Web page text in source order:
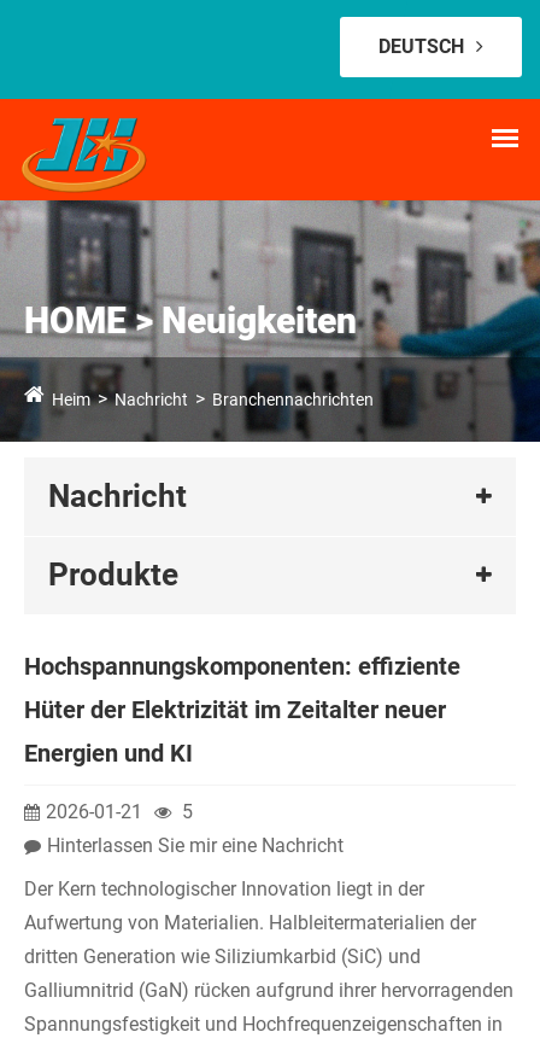
DEUTSCH
HOME > Neuigkeiten
Heim Nachricht Branchennachrichten
Nachricht
Produkte
Hochspannungskomponenten: effiziente
Hüter der Elektrizität im Zeitalter neuer
Energien und KI
2026-01-21
5
Hinterlassen Sie mir eine Nachricht
Der Kern technologischer Innovation liegt in der
Aufwertung von Materialien. Halbleitermaterialien der
dritten Generation wie Siliziumkarbid (SiC) und
Galliumnitrid (GaN) rücken aufgrund ihrer hervorragenden
Spannungsfestigkeit und Hochfrequenzeigenschaften in